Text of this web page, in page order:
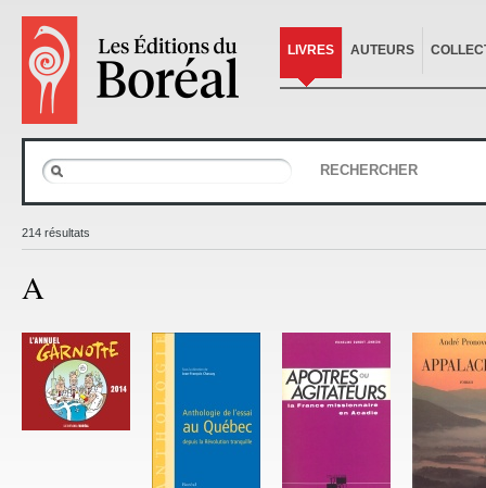
LIVRES AUTEURS
RECHERCHER
214 résultats
A